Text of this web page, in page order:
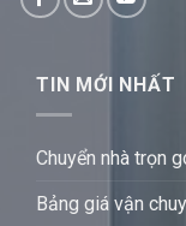
TIN MỚI NHẤT
Chuyển nhà trọn
Bảng giá vận